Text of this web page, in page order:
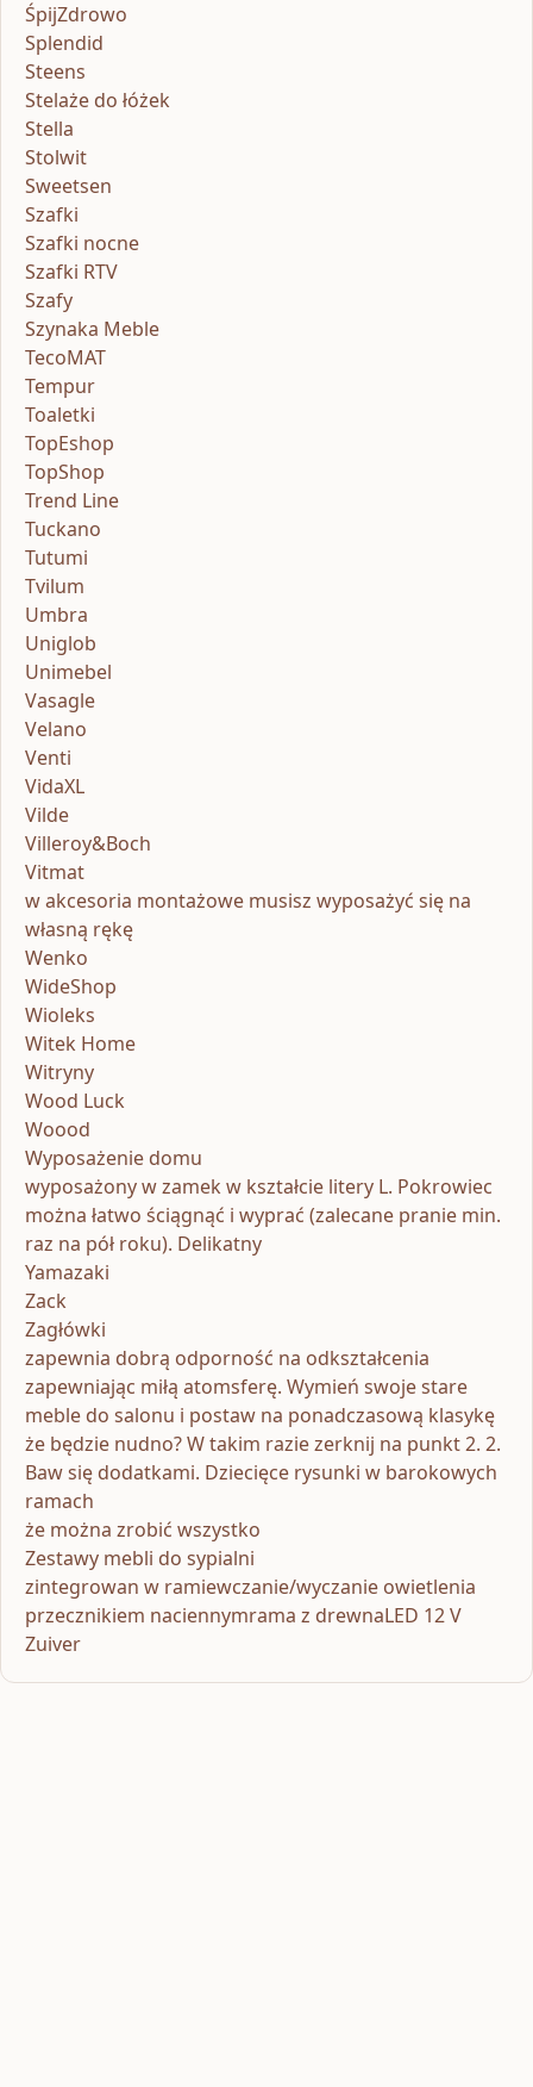
ŚpijZdrowo
Splendid
Steens
Stelaże do łóżek
Stella
Stolwit
Sweetsen
Szafki
Szafki nocne
Szafki RTV
Szafy
Szynaka Meble
TecoMAT
Tempur
Toaletki
TopEshop
TopShop
Trend Line
Tuckano
Tutumi
Tvilum
Umbra
Uniglob
Unimebel
Vasagle
Velano
Venti
VidaXL
Vilde
Villeroy&Boch
Vitmat
w akcesoria montażowe musisz wyposażyć się na
własną rękę
Wenko
WideShop
Wioleks
Witek Home
Witryny
Wood Luck
Woood
Wyposażenie domu
wyposażony w zamek w kształcie litery L. Pokrowiec
można łatwo ściągnąć i wyprać (zalecane pranie min.
raz na pół roku). Delikatny
Yamazaki
Zack
Zagłówki
zapewnia dobrą odporność na odkształcenia
zapewniając miłą atomsferę. Wymień swoje stare
meble do salonu i postaw na ponadczasową klasykę
że będzie nudno? W takim razie zerknij na punkt 2. 2.
Baw się dodatkami. Dziecięce rysunki w barokowych
ramach
że można zrobić wszystko
Zestawy mebli do sypialni
zintegrowan w ramiewczanie/wyczanie owietlenia
przecznikiem naciennymrama z drewnaLED 12 V
Zuiver